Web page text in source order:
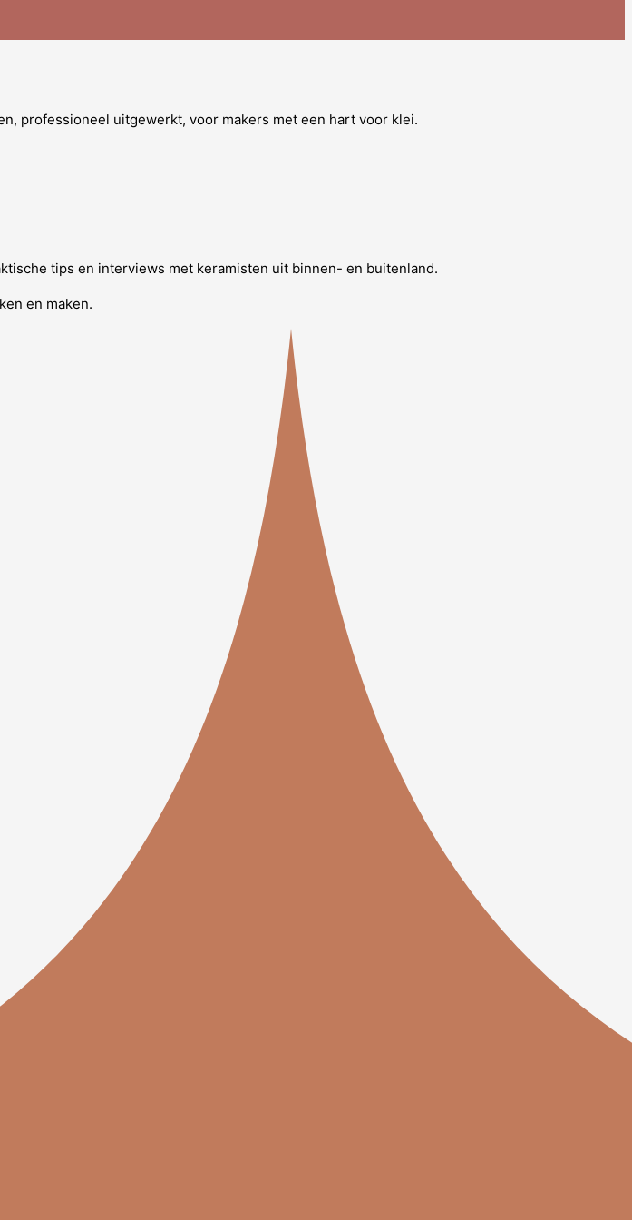
professioneel uitgewerkt, voor makers met een hart voor klei.
tips en interviews met keramisten uit binnen- en buitenland.
en maken.